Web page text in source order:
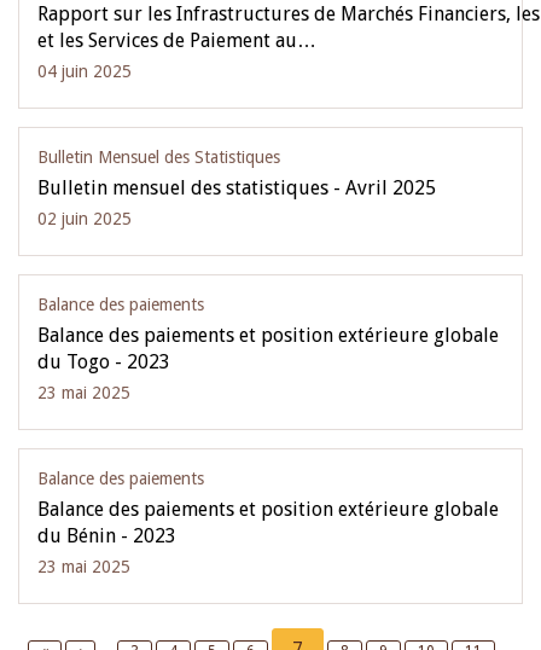
Rapport sur les Infrastructures de Marchés Financiers,
et les Services de Paiement au…
04 juin 2025
Bulletin Mensuel des Statistiques
Bulletin mensuel des statistiques - Avril 2025
02 juin 2025
Balance des paiements
Balance des paiements et position extérieure globale
du Togo - 2023
23 mai 2025
Balance des paiements
Balance des paiements et position extérieure globale
du Bénin - 2023
23 mai 2025